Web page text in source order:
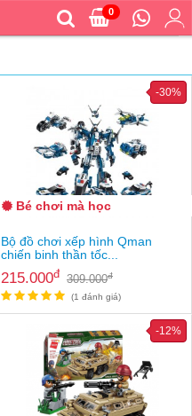
0
Bộ đồ chơi xếp hình Qman
chiến binh thần tốc...
215.000đ 309.000đ
-30%
(1 đánh giá)
Bé chơi mà học
-12%